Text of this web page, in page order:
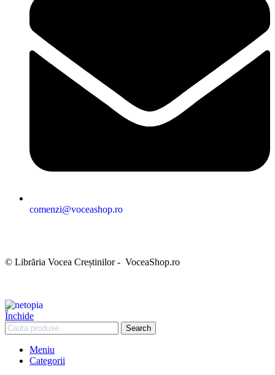
comenzi@voceashop.ro
© Librăria Vocea Creștinilor - VoceaShop.ro
Închide
Search
Meniu
Categorii